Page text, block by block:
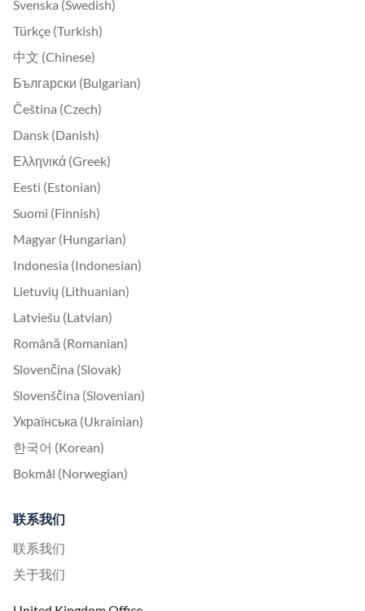
Svenska (Swedish)
Türkçe (Turkish)
中文 (Chinese)
Български (Bulgarian)
Čeština (Czech)
Dansk (Danish)
Ελληνικά (Greek)
Eesti (Estonian)
Suomi (Finnish)
Magyar (Hungarian)
Indonesia (Indonesian)
Lietuvių (Lithuanian)
Latviešu (Latvian)
Română (Romanian)
Slovenčina (Slovak)
Slovenščina (Slovenian)
Українська (Ukrainian)
한국어 (Korean)
Bokmål (Norwegian)
联系我们
联系我们
关于我们